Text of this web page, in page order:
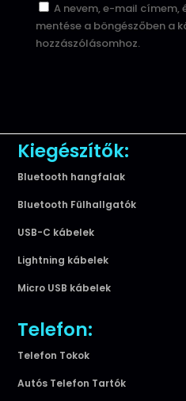
A nevem, e-mail
mentése a böngészőben a
hozzászólásomhoz.
Kiegészítők:
Bluetooth hangfalak
Bluetooth Fülhallgatók
USB-C kábelek
Lightning kábelek
Micro USB kábelek
Telefon:
Telefon Tokok
Autós Telefon Tartók